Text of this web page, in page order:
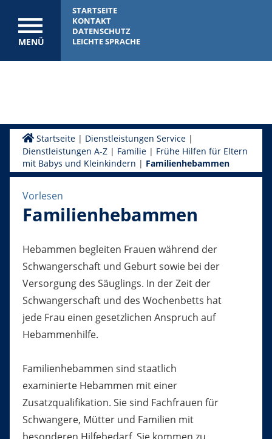
MENÜ
STARTSEITE
KONTAKT
DATENSCHUTZ
LEICHTE SPRACHE
Startseite| Dienstleistungen Service|
Dienstleistungen A-Z| Familie| Frühe Hilfen für Eltern
mit Babys und Kleinkindern | Familienhebammen
Vorlesen
Familienhebammen
Hebammen begleiten Frauen während der
Schwangerschaft und Geburt sowie bei der
Versorgung des Säuglings. In der Zeit der
Schwangerschaft und des Wochenbetts hat
jede Frau einen gesetzlichen Anspruch auf
Hebammenhilfe.
Familienhebammen sind staatlich
examinierte Hebammen mit einer
Zusatzqualifikation. Sie sind Fachfrauen für
Schwangere, Mütter und Familien mit